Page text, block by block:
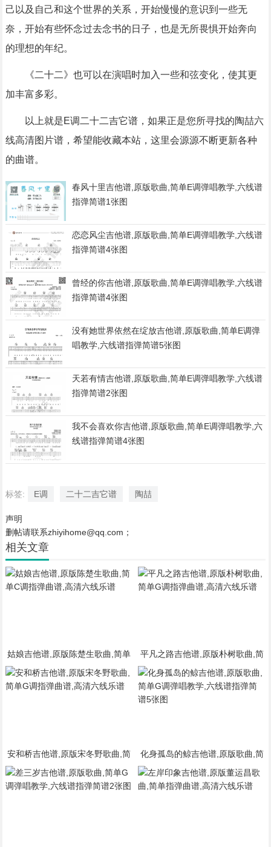
己以及自己和这个世界的关系，开始慢慢的意识到一些无
奈，开始有些怀念过去念书的日子，也是无所畏惧开始奔向
的理想的年纪。
《二十二》也可以在演唱时加入一些和弦变化，使其更
加丰富多彩。
以上就是E调二十二吉它谱，如果正是您所寻找的陶喆六
线高清图片谱，希望能收藏本站，这里会源源不断更新各种
的曲谱。
春风十里吉他谱,原版歌曲,简单E调弹唱教学,六线谱
指弹简谱1张图
恋恋风尘吉他谱,原版歌曲,简单E调弹唱教学,六线谱
指弹简谱4张图
曾经的你吉他谱,原版歌曲,简单E调弹唱教学,六线谱
指弹简谱4张图
没有她世界依然在绽放吉他谱,原版歌曲,简单E调弹
唱教学,六线谱指弹简谱5张图
天若有情吉他谱,原版歌曲,简单E调弹唱教学,六线谱
指弹简谱2张图
我不会喜欢你吉他谱,原版歌曲,简单E调弹唱教学,六
线谱指弹简谱4张图
标签: E调 二十二吉它谱 陶喆
声明
删帖请联系zhiyihome@qq.com；
相关文章
姑娘吉他谱,原版陈楚生歌曲,简单
C调指弹曲谱,高清六线乐谱
平凡之路吉他谱,原版朴树歌曲,简
单G调指弹曲谱,高清六线乐谱
安和桥吉他谱,原版宋冬野歌曲,简
单G调指弹曲谱,高清六线乐谱
化身孤岛的鲸吉他谱,原版歌曲,简
单G调弹唱教学,六线谱指弹简谱5
张图